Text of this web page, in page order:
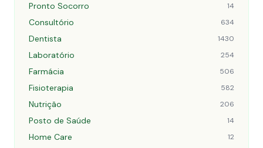
Pronto Socorro 14
Consultório 634
Dentista 1430
Laboratório 254
Farmácia 506
Fisioterapia 582
Nutrição 206
Posto de Saúde 14
Home Care 12